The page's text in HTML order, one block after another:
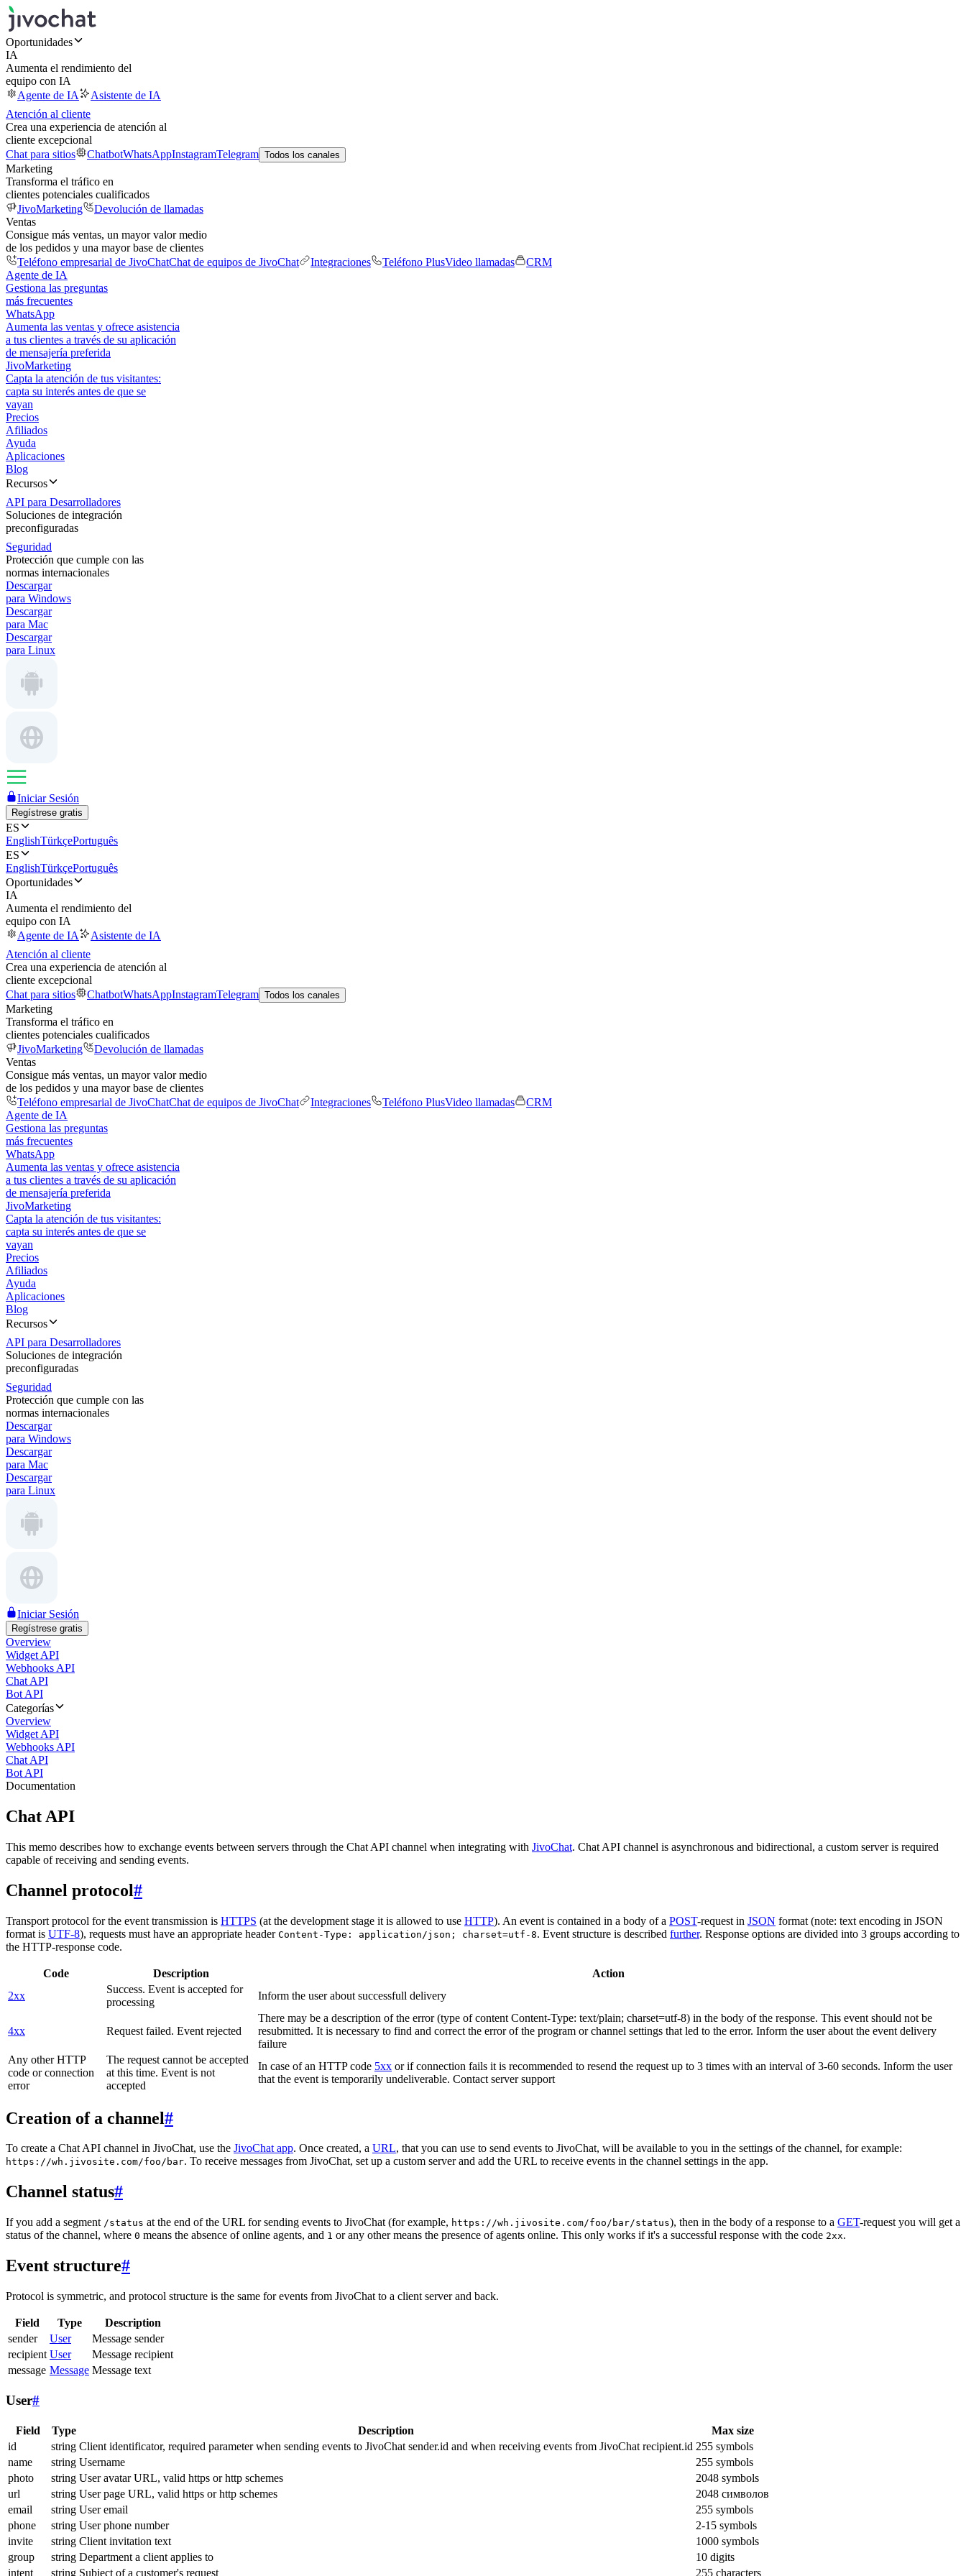
Oportunidades
IA
Aumenta el rendimiento del
equipo con IA
Agente de IA
Asistente de IA
Atención al cliente
Crea una experiencia de atención al
cliente excepcional
Chat para sitios
ChatbotWhatsAppInstagramTelegram Todos los canales
Marketing
Transforma el tráfico en
clientes potenciales cualificados
JivoMarketing
Devolución de llamadas
Ventas
Consigue más ventas, un mayor valor medio
de los pedidos y una mayor base de clientes
Teléfono empresarial de JivoChatChat de equipos de JivoChat Integraciones Teléfono PlusVideo llamadas
CRM
Agente de IA
Gestiona las preguntas
más frecuentes
WhatsApp
Aumenta las ventas y ofrece asistencia
a tus clientes a través de su aplicación
de mensajería preferida
JivoMarketing
Capta la atención de tus visitantes:
capta su interés antes de que se
vayan
Precios
Afiliados
Ayuda
Aplicaciones
Blog
Recursos
API para Desarrolladores
Soluciones de integración
preconfiguradas
Seguridad
Protección que cumple con las
normas internacionales
Descargar
para Windows
Descargar
para Mac
Descargar
para Linux
Iniciar Sesión
Regístrese gratis
ES
EnglishTürkçePortuguês
ES
EnglishTürkçePortuguês
Oportunidades
IA
Aumenta el rendimiento del
equipo con IA
Agente de IA
Asistente de IA
Atención al cliente
Crea una experiencia de atención al
cliente excepcional
Chat para sitios
ChatbotWhatsAppInstagramTelegram Todos los canales
Marketing
Transforma el tráfico en
clientes potenciales cualificados
JivoMarketing
Devolución de llamadas
Ventas
Consigue más ventas, un mayor valor medio
de los pedidos y una mayor base de clientes
Teléfono empresarial de JivoChatChat de equipos de JivoChat Integraciones Teléfono PlusVideo llamadas
CRM
Agente de IA
Gestiona las preguntas
más frecuentes
WhatsApp
Aumenta las ventas y ofrece asistencia
a tus clientes a través de su aplicación
de mensajería preferida
JivoMarketing
Capta la atención de tus visitantes:
capta su interés antes de que se
vayan
Precios
Afiliados
Ayuda
Aplicaciones
Blog
Recursos
API para Desarrolladores
Soluciones de integración
preconfiguradas
Seguridad
Protección que cumple con las
normas internacionales
Descargar
para Windows
Descargar
para Mac
Descargar
para Linux
Iniciar Sesión
Regístrese gratis
Overview
Widget API
Webhooks API
Chat API
Bot API
Categorías
Overview
Widget API
Webhooks API
Chat API
Bot API
Documentation
Chat API
This memo describes how to exchange events between servers through the Chat API channel when integrating with JivoChat. Chat API channel is asynchronous and bidirectional, a custom server is required
capable of receiving and sending events.
Channel protocol#
Transport protocol for the event transmission is HTTPS (at the development stage it is allowed to use HTTP). An event is contained in a body of a POST-request in JSON format (note: text encoding in JSON
format is UTF-8), requests must have an appropriate header Content-Type: application/json; charset=utf-8. Event structure is described further. Response options are divided into 3 groups according to
the HTTP-response code.
Code Description
Action
2xx
Success. Event is accepted for
processing
Inform the user about successfull delivery
4xx Request failed. Event rejected
There may be a description of the error (type of content Content-Type: text/plain; charset=utf-8) in the body of the response. This event should not be
resubmitted. It is necessary to find and correct the error of the program or channel settings that led to the error. Inform the user about the event delivery
failure
Any other HTTP
code or connection
error
The request cannot be accepted
at this time. Event is not
accepted
In case of an HTTP code 5xx or if connection fails it is recommended to resend the request up to 3 times with an interval of 3-60 seconds. Inform the user
that the event is temporarily undeliverable. Contact server support
Creation of a channel#
To create a Chat API channel in JivoChat, use the JivoChat app. Once created, a URL, that you can use to send events to JivoChat, will be available to you in the settings of the channel, for example:
https://wh.jivosite.com/foo/bar. To receive messages from JivoChat, set up a custom server and add the URL to receive events in the channel settings in the app.
Channel status#
If you add a segment /status at the end of the URL for sending events to JivoChat (for example, https://wh.jivosite.com/foo/bar/status), then in the body of a response to a GET-request you will get a
status of the channel, where 0 means the absence of online agents, and 1 or any other means the presence of agents online. This only works if it's a successful response with the code 2xx.
Event structure#
Protocol is symmetric, and protocol structure is the same for events from JivoChat to a client server and back.
Field Type
Description
sender
User
Message sender
recipient User
Message recipient
message Message Message text
User#
Field Type Description
Max size
id
string Client identificator, required parameter when sending events to JivoChat sender.id and when receiving events from JivoChat recipient.id 255 symbols
name
string Username
255 symbols
photo
string User avatar URL, valid https or http schemes
2048 symbols
url
string User page URL, valid https or http schemes
2048 символов
email
string User email
255 symbols
phone
string User phone number
2-15 symbols
invite
string Client invitation text
1000 symbols
group
string Department a client applies to
10 digits
intent
string Subject of a customer's request 255 characters